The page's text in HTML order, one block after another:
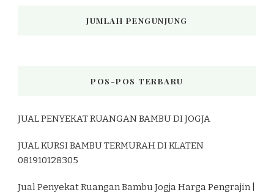
JUMLAH PENGUNJUNG
POS-POS TERBARU
JUAL PENYEKAT RUANGAN BAMBU DI JOGJA
JUAL KURSI BAMBU TERMURAH DI KLATEN
081910128305
Jual Penyekat Ruangan Bambu Jogja Harga Pengrajin |